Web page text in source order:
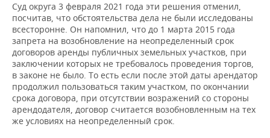
Суд округа 3 февраля 2021 года эти решения отменил,
посчитав, что обстоятельства дела не были исследованы
всесторонне. Он напомнил, что до 1 марта 2015 года
запрета на возобновление на неопределенный срок
договоров аренды публичных земельных участков, при
заключении которых не требовалось проведения торгов,
в законе не было. То есть если после этой даты арендатор
продолжил пользоваться таким участком, по окончании
срока договора, при отсутствии возражений со стороны
арендодателя, договор считается возобновленным на тех
же условиях на неопределенный срок.